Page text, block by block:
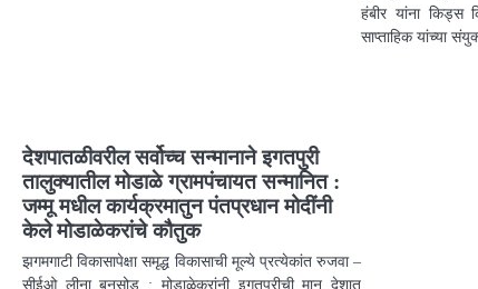
देशपातळीवरील सर्वोच्च सन्मानाने इगतपुरी
तालुक्यातील मोडाळे ग्रामपंचायत सन्मानित :
जम्मू मधील कार्यक्रमातुन पंतप्रधान मोदींनी
केले मोडाळेकरांचे कौतुक
झगमगाटी विकासापेक्षा समृद्ध विकासाची मूल्ये प्रत्येकांत रुजवा –
सीईओ लीना बनसोड : मोडाळेकरांनी इगतपुरीची मान देशात
हंबीर यांना किड्स
साप्ताहिक यांच्या